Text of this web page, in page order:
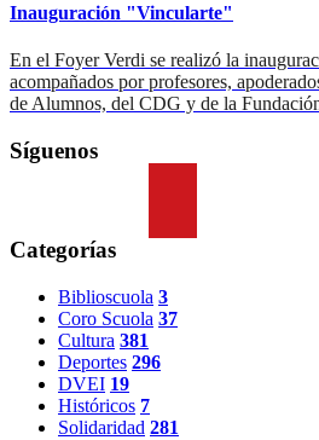
Inauguración "Vincularte"
En el Foyer Verdi se realizó la
acompañados por profesores,
de Alumnos, del CDG y de la
Síguenos
Categorías
Biblioscuola 3
Coro Scuola 37
Cultura 381
Deportes 296
DVEI 19
Históricos 7
Solidaridad 281